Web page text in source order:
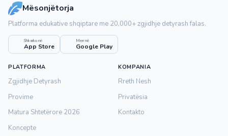
Mësonjëtorja
Platforma edukative shqiptare me 20,000+ zgjidhje detyrash falas.
Shkarko në
App Store
Merr në
Google Play
PLATFORMA
Zgjidhje Detyrash
Provime
Matura Shtetërore 2026
Koncepte
KOMPANIA
Rreth Nesh
Privatësia
Kontakto